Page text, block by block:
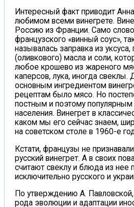
Интересный факт приводит
любимом всеми винегрете.
Россию из Франции. Само
французского «винный соус»,
называлась заправка из уксуса,
(оливкового) масла и соли,
любое крошево из жареного
каперсов, лука, иногда
основным ингредиентом
рецептам было мясо. Но
постным и поэтому
населения. Винегрет в
каком мы его сейчас знаем,
на советском столе в 1960-е
Кстати, французы не
русский винегрет. А в своих
считают свеклу и блюда из нее
исключительно русского и
По утверждению А.
рода эволюции и адаптации